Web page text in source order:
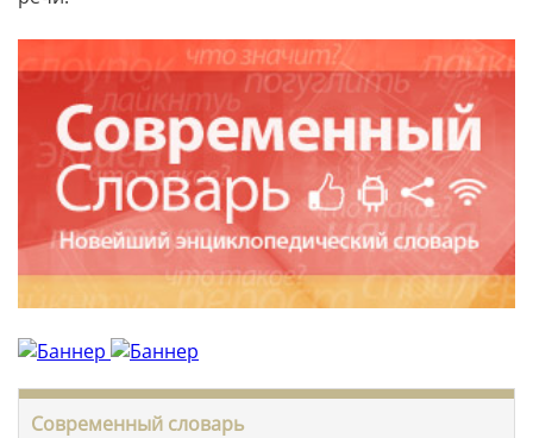
Современный словарь